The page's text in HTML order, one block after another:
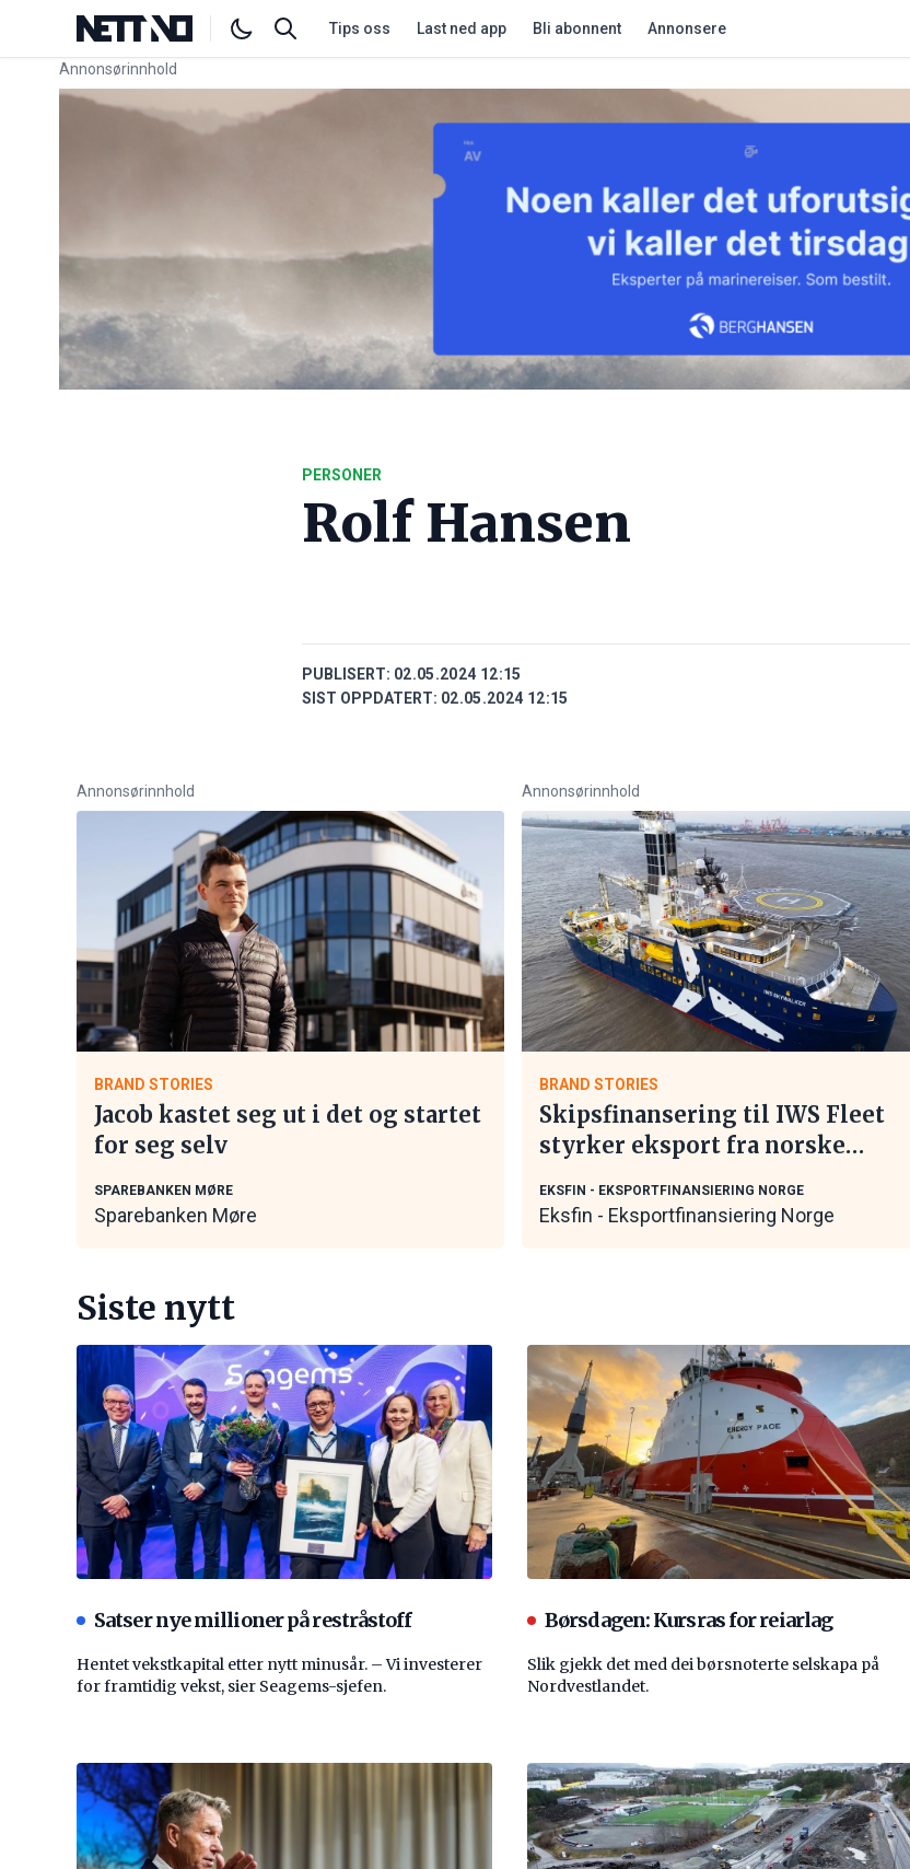
Tips oss Last ned app Bli abonnent Annonsere
Annonsørinnhold
Link for annonse
PERSONER
Rolf Hansen
PUBLISERT: 02.05.2024 12:15
SIST OPPDATERT: 02.05.2024 12:15
Annonsørinnhold
BRAND STORIES
Jacob kastet seg ut i det og startet
for seg selv
SPAREBANKEN MØRE
Sparebanken Møre
Annonsørinnhold
BRAND STORIES
Skipsfinansering til IWS Fleet
styrker eksport fra norske
EKSFIN - EKSPORTFINANSIERING NORGE
Eksfin - Eksportfinansiering Norge
Siste nytt
Satser nye millioner på restråstoff
Hentet vekstkapital etter nytt minusår. – Vi investerer
for framtidig vekst, sier Seagems-sjefen.
Børsdagen: Kursras for reiarlag
Slik gjekk det med dei børsnoterte selskapa på
Nordvestlandet.